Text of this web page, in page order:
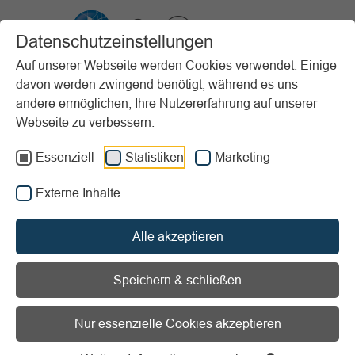
Datenschutzeinstellungen
Auf unserer Webseite werden Cookies verwendet. Einige
davon werden zwingend benötigt, während es uns
andere ermöglichen, Ihre Nutzererfahrung auf unserer
Webseite zu verbessern.
Essenziell Statistiken Marketing
Externe Inhalte
Alle akzeptieren
Speichern & schließen
Nur essenzielle Cookies akzeptieren
Startseite Vereinsmanagement
Ehrenamt & Personalentwicklung
Ehrenamtssuche
Vorlesen
Informationen zum Readspeaker öffnen
Ehrenamtssuche - digital
Engagierte gewinnen
Sie wollen ein Projekt starten, eine Veranstaltung
umsetzen oder Sie suchen einen Nachfolger oder
Nachfolgerin für ein wertvolles Ehrenamt in Ihrem Verein?
Dann können Sie neben der Suche im Verein z.B. durch